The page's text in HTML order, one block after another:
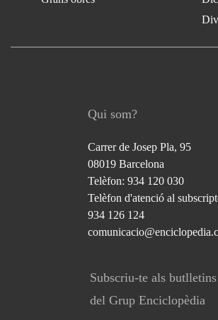
Qui som?
Carrer de Josep Pla, 95
08019 Barcelona
Telèfon: 934 120 030
Telèfon d'atenció al
934 126 124
Subscriu-te als butlletins
del Grup Enciclopèdia